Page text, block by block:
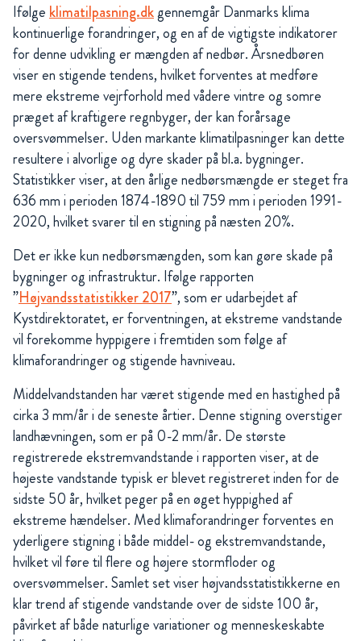
Ifølge klimatilpasning.dkgennemgår Danmarks klima
kontinuerlige forandringer, og en af de vigtigste indikatorer
for denne udvikling er mængden af nedbør. Årsnedbøren
viser en stigende tendens, hvilket forventes at medføre
mere ekstreme vejrforhold med vådere vintre og somre
præget af kraftigere regnbyger, der kan forårsage
oversvømmelser. Uden markante klimatilpasninger kan dette
resultere i alvorlige og dyre skader på bl.a. bygninger.
Statistikker viser, at den årlige nedbørsmængde er steget fra
636 mm i perioden 1874-1890 til 759 mm i perioden 1991-
2020, hvilket svarer til en stigning på næsten 20%.
Det er ikke kun nedbørsmængden, som kan gøre skade på
bygninger og infrastruktur. Ifølge rapporten
”Højvandsstatistikker 2017”, som er udarbejdet af
Kystdirektoratet, er forventningen, at ekstreme vandstande
vil forekomme hyppigere i fremtiden som følge af
klimaforandringer og stigende havniveau.
Middelvandstanden har været stigende med en hastighed på
cirka 3 mm/år i de seneste årtier. Denne stigning overstiger
landhævningen, som er på 0-2 mm/år. De største
registrerede ekstremvandstande i rapporten viser, at de
højeste vandstande typisk er blevet registreret inden for de
sidste 50 år, hvilket peger på en øget hyppighed af
ekstreme hændelser. Med klimaforandringer forventes en
yderligere stigning i både middel- og ekstremvandstande,
hvilket vil føre til flere og højere stormfloder og
oversvømmelser. Samlet set viser højvandsstatistikkerne en
klar trend af stigende vandstande over de sidste 100 år,
påvirket af både naturlige variationer og menneskeskabte